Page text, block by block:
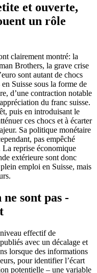
et ouverte,
un rôle
clairement montré: la
Brothers, la grave crise
sont autant de chocs
Suisse sous la forme de
d’une contraction notable
du franc suisse.
puis en introduisant le
ces chocs et à écarter
Sa politique monétaire
pas empêché
reprise économique
extérieure sont donc
emploi en Suisse, mais
ne sont pas
effectif de
avec un décalage et
lorsque des informations
pour identifier l’écart
potentielle – une variable